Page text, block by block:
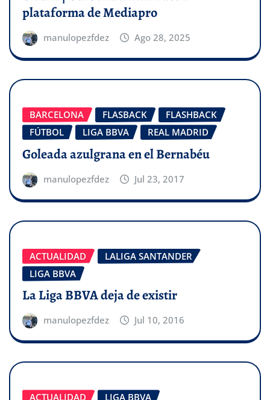
plataforma de Mediapro
manulopezfdez Ago 28, 2025
BARCELONA FLASBACK
FLASHBACK
FÚTBOL
LIGA BBVA REAL MADRID
Goleada azulgrana en el Bernabéu
manulopezfdez Jul 23, 2017
ACTUALIDAD
LALIGA SANTANDER
LIGA BBVA
La Liga BBVA deja de existir
manulopezfdez Jul 10, 2016
ACTUALIDAD LIGA BBVA